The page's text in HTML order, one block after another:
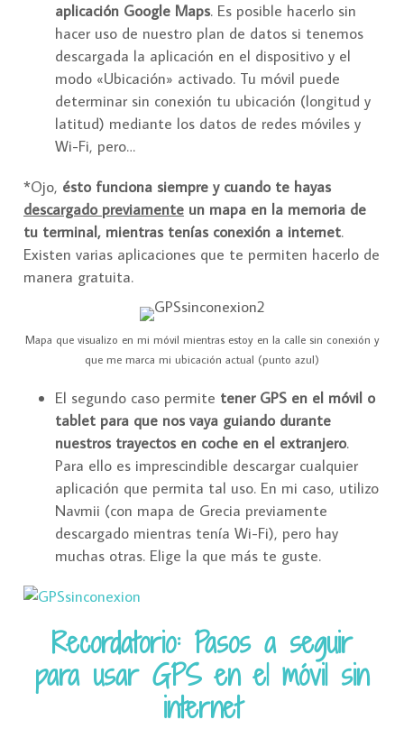
aplicación Google Maps. Es posible hacerlo sin
hacer uso de nuestro plan de datos si tenemos
descargada la aplicación en el dispositivo y el
modo «Ubicación» activado. Tu móvil puede
determinar sin conexión tu ubicación (longitud y
latitud) mediante los datos de redes móviles y
Wi-Fi, pero…
*Ojo, ésto funciona siempre y cuando te hayas
descargado previamente un mapa en la memoria de
tu terminal, mientras tenías conexión a internet.
Existen varias aplicaciones que te permiten hacerlo de
manera gratuita.
Mapa que visualizo en mi móvil mientras estoy en la calle sin conexión y
que me marca mi ubicación actual (punto azul)
El segundo caso permite tener GPS en el móvil o
tablet para que nos vaya guiando durante
nuestros trayectos en coche en el extranjero.
Para ello es imprescindible descargar cualquier
aplicación que permita tal uso. En mi caso, utilizo
Navmii (con mapa de Grecia previamente
descargado mientras tenía Wi-Fi), pero hay
muchas otras. Elige la que más te guste.
Recordatorio: Pasos a seguir
para usar GPS en el móvil sin
internet